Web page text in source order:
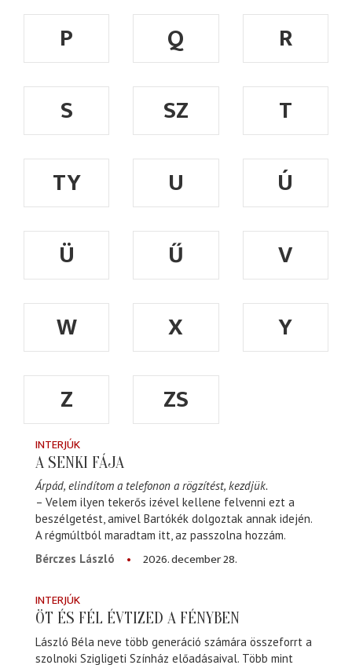
P Q
R
S
SZ
T
TY
U
Ú
Ü
Ű
V
W
X
Y
Z
ZS
INTERJÚK
A SENKI FÁJA
Árpád, elindítom a telefonon a rögzítést, kezdjük.
– Velem ilyen tekerős izével kellene felvenni ezt a
beszélgetést, amivel Bartókék dolgoztak annak idején.
A régmúltból maradtam itt, az passzolna hozzám.
Bérczes László
2026. december 28.
INTERJÚK
ÖT ÉS FÉL ÉVTIZED A FÉNYBEN
László Béla neve több generáció számára összeforrt a
szolnoki Szigligeti Színház előadásaival. Több mint